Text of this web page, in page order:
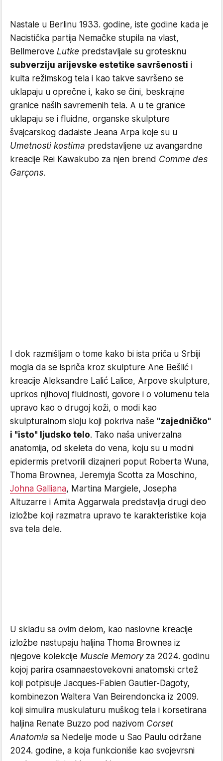
Nastale u Berlinu 1933. godine, iste godine kada je
Nacistička partija Nemačke stupila na vlast,
Bellmerove Lutke predstavljale su grotesknu
subverziju arijevske estetike savršenosti i
kulta režimskog tela i kao takve savršeno se
uklapaju u oprečne i, kako se čini, beskrajne
granice naših savremenih tela. A u te granice
uklapaju se i fluidne, organske skulpture
švajcarskog dadaiste Jeana Arpa koje su u
Umetnosti kostima predstavljene uz avangardne
kreacije Rei Kawakubo za njen brend Comme des
Garçons.
I dok razmišljam o tome kako bi ista priča u Srbiji
mogla da se ispriča kroz skulpture Ane Bešlić i
kreacije Aleksandre Lalić Lalice, Arpove skulpture,
uprkos njihovoj fluidnosti, govore i o volumenu tela
upravo kao o drugoj koži, o modi kao
skulpturalnom sloju koji pokriva naše "zajedničko"
i "isto" ljudsko telo. Tako naša univerzalna
anatomija, od skeleta do vena, koju su u modni
epidermis pretvorili dizajneri poput Roberta Wuna,
Thoma Brownea, Jeremyja Scotta za Moschino,
Johna Galliana, Martina Margiele, Josepha
Altuzarre i Amita Aggarwala predstavlja drugi deo
izložbe koji razmatra upravo te karakteristike koja
sva tela dele.
U skladu sa ovim delom, kao naslovne kreacije
izložbe nastupaju haljina Thoma Brownea iz
njegove kolekcije Muscle Memoryza 2024. godinu
kojoj parira osamnaestovekovni anatomski crtež
koji potpisuje Jacques-Fabien Gautier-Dagoty,
kombinezon Waltera Van Beirendoncka iz 2009.
koji simulira muskulaturu muškog tela i korsetirana
haljina Renate Buzzo pod nazivom Corset
Anatomia sa Nedelje mode u Sao Paulu održane
2024. godine, a koja funkcioniše kao svojevrsni